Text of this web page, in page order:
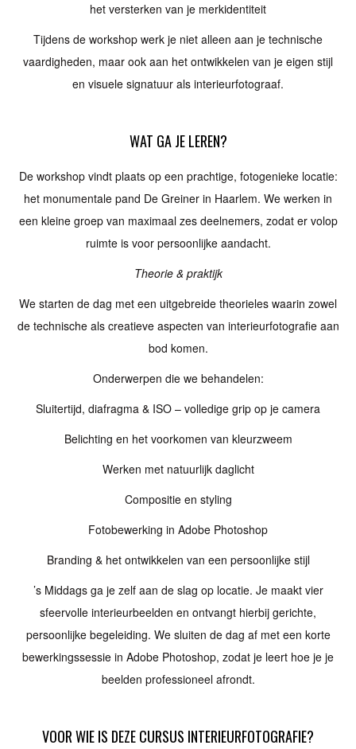
het versterken van je merkidentiteit
Tijdens de workshop werk je niet alleen aan je technische
vaardigheden, maar ook aan het ontwikkelen van je eigen stijl
en visuele signatuur als interieurfotograaf.
WAT GA JE LEREN?
De workshop vindt plaats op een prachtige, fotogenieke locatie:
het monumentale pand De Greiner in Haarlem. We werken in
een kleine groep van maximaal zes deelnemers, zodat er volop
ruimte is voor persoonlijke aandacht.
Theorie & praktijk
We starten de dag met een uitgebreide theorieles waarin zowel
de technische als creatieve aspecten van interieurfotografie aan
bod komen.
Onderwerpen die we behandelen:
Sluitertijd, diafragma & ISO – volledige grip op je camera
Belichting en het voorkomen van kleurzweem
Werken met natuurlijk daglicht
Compositie en styling
Fotobewerking in Adobe Photoshop
Branding & het ontwikkelen van een persoonlijke stijl
’s Middags ga je zelf aan de slag op locatie. Je maakt vier
sfeervolle interieurbeelden en ontvangt hierbij gerichte,
persoonlijke begeleiding. We sluiten de dag af met een korte
bewerkingssessie in Adobe Photoshop, zodat je leert hoe je je
beelden professioneel afrondt.
VOOR WIE IS DEZE CURSUS INTERIEURFOTOGRAFIE?